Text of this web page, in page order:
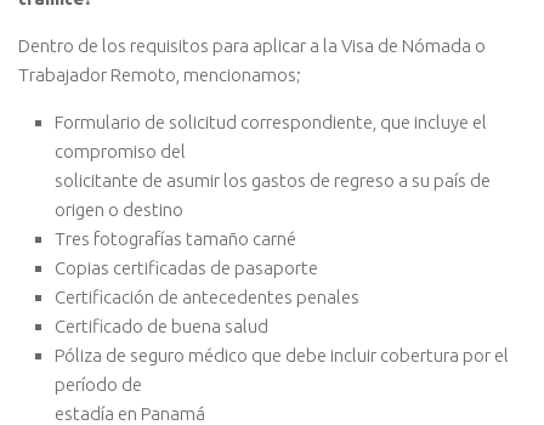
Dentro de los requisitos para aplicar a la Visa de Nómada o
Trabajador Remoto, mencionamos;
Formulario de solicitud correspondiente, que incluye el
compromiso del
solicitante de asumir los gastos de regreso a su país de
origen o destino
Tres fotografías tamaño carné
Copias certificadas de pasaporte
Certificación de antecedentes penales
Certificado de buena salud
Póliza de seguro médico que debe incluir cobertura por el
período de
estadía en Panamá